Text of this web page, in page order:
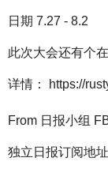
日期 7.27 - 8.2
此次大会还有个
详情： https://
From 日报小组
独立日报订阅地址